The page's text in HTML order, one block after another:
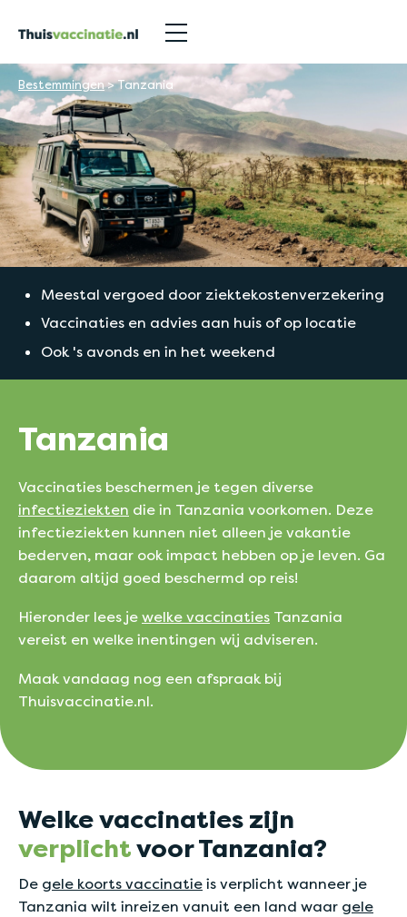
Bestemmingen>Tanzania
Meestal vergoed door ziektekostenverzekering
Vaccinaties en advies aan huis of op locatie
Ook 's avonds en in het weekend
Tanzania
Vaccinaties beschermen je tegen diverse
infectieziekten die in Tanzania voorkomen. Deze
infectieziekten kunnen niet alleen je vakantie
bederven, maar ook impact hebben op je leven. Ga
daarom altijd goed beschermd op reis!
Hieronder lees jewelke vaccinaties Tanzania
vereist en welke inentingen wij adviseren.
Maak vandaag nog een afspraak bij
Thuisvaccinatie.nl.
Welke vaccinaties zijn
verplichtvoor Tanzania?
De gele koorts vaccinatieis verplicht wanneer je
Tanzania wilt inreizen vanuit een land waar gele